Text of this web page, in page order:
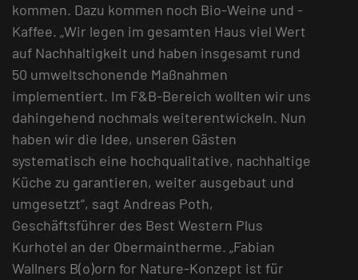
kommen. Dazu kommen noch Bio-Weine und -
Kaffee. „Wir legen im gesamten Haus viel Wert
auf Nachhaltigkeit und haben insgesamt rund
50 umweltschonende Maßnahmen
implementiert. Im F&B-Bereich wollten wir uns
dahingehend nochmals weiterentwickeln. Nun
haben wir die Idee, unseren Gästen
systematisch eine hochqualitative, nachhaltige
Küche zu garantieren, weiter ausgebaut und
umgesetzt“, sagt Andreas Poth,
Geschäftsführer des Best Western Plus
Kurhotel an der Obermaintherme. „Fabian
Wallners B(o)orn for Nature-Konzept ist für